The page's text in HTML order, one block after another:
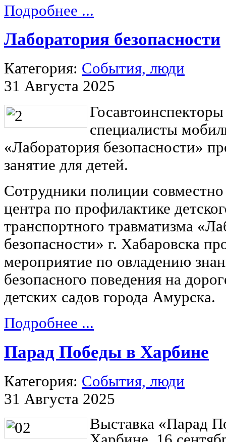
Подробнее ...
Лаборатория безопасности
Категория: События, люди
31 Августа 2025
специалисты
«Лаборатория безопасности»
занятие для детей.
Сотрудники полиции
центра по профилактике
транспортного травматизма
безопасности» г. Хабаровска
мероприятие по овладению
безопасного поведения на
детских садов города Амурска.
Подробнее ...
Парад Победы в Харбине
Категория: События, люди
31 Августа 2025
Выставка «Парад